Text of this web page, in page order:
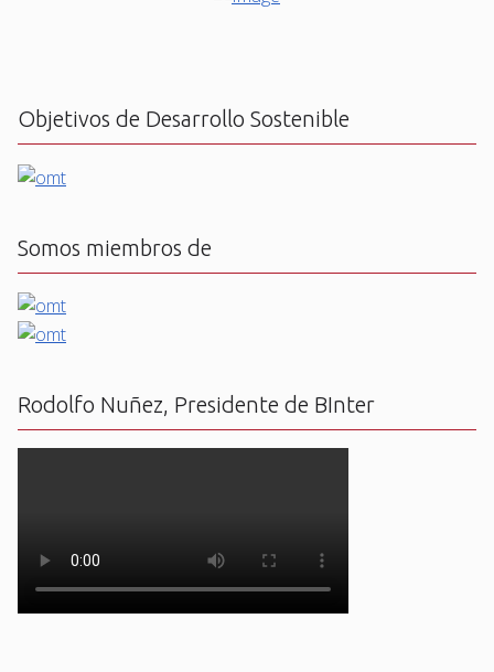
Objetivos de Desarrollo Sostenible
Somos miembros de
Rodolfo Nuñez, Presidente de BInter